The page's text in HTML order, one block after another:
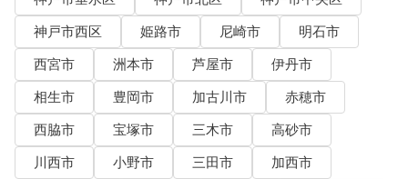
神戸市西区
姫路市 尼崎市
明石市
西宮市
洲本市 芦屋市
伊丹市
相生市
豊岡市 加古川市
赤穂市
西脇市
宝塚市 三木市
高砂市
川西市
小野市 三田市
加西市